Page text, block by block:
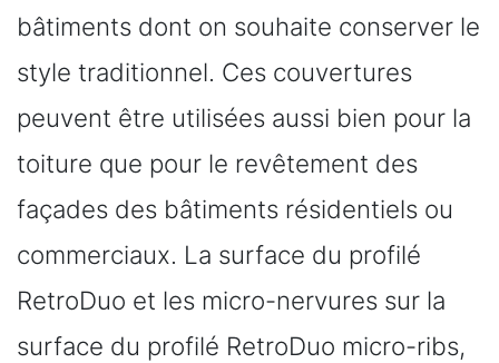
bâtiments dont on souhaite conserver le
style traditionnel. Ces couvertures
peuvent être utilisées aussi bien pour la
toiture que pour le revêtement des
façades des bâtiments résidentiels ou
commerciaux. La surface du profilé
RetroDuo et les micro-nervures sur la
surface du profilé RetroDuo micro-ribs,